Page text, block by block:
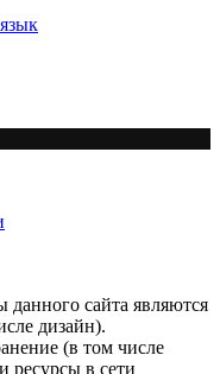
сайта являются
дизайн).
(в том числе
ресурсы в сети